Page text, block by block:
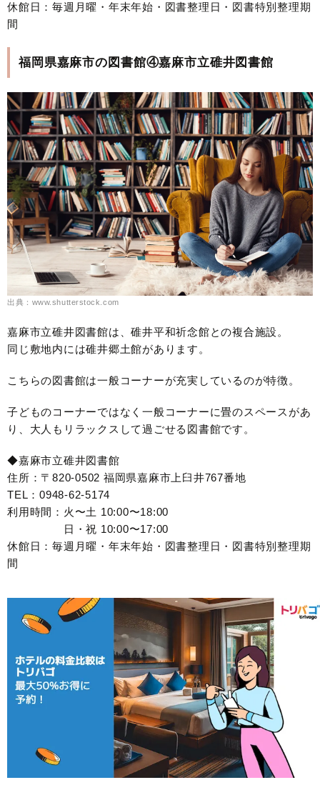
休館日：毎週月曜・年末年始・図書整理日・図書特別整理期
間
福岡県嘉麻市の図書館④嘉麻市立碓井図書館
出典：www.shutterstock.com
嘉麻市立碓井図書館は、碓井平和祈念館との複合施設。
同じ敷地内には碓井郷土館があります。
こちらの図書館は一般コーナーが充実しているのが特徴。
子どものコーナーではなく一般コーナーに畳のスペースがあ
り、大人もリラックスして過ごせる図書館です。
◆嘉麻市立碓井図書館
住所：〒820-0502 福岡県嘉麻市上臼井767番地
TEL：0948-62-5174
利用時間：火〜土 10:00〜18:00
日・祝 10:00〜17:00
休館日：毎週月曜・年末年始・図書整理日・図書特別整理期
間